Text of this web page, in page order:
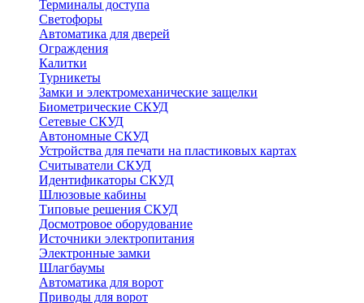
Терминалы доступа
Светофоры
Автоматика для дверей
Ограждения
Калитки
Турникеты
Замки и электромеханические защелки
Биометрические СКУД
Сетевые СКУД
Автономные СКУД
Устройства для печати на пластиковых картах
Считыватели СКУД
Идентификаторы СКУД
Шлюзовые кабины
Типовые решения СКУД
Досмотровое оборудование
Источники электропитания
Электронные замки
Шлагбаумы
Автоматика для ворот
Приводы для ворот